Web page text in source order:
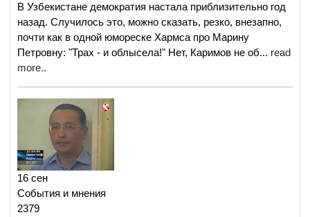
В Узбекистане демократия настала приблизительно год
назад. Случилось это, можно сказать, резко, внезапно,
почти как в одной юмореске Хармса про Марину
Петровну: "Трах - и облысела!" Нет, Каримов не об... read
more..
16 сен
События и мнения
2379